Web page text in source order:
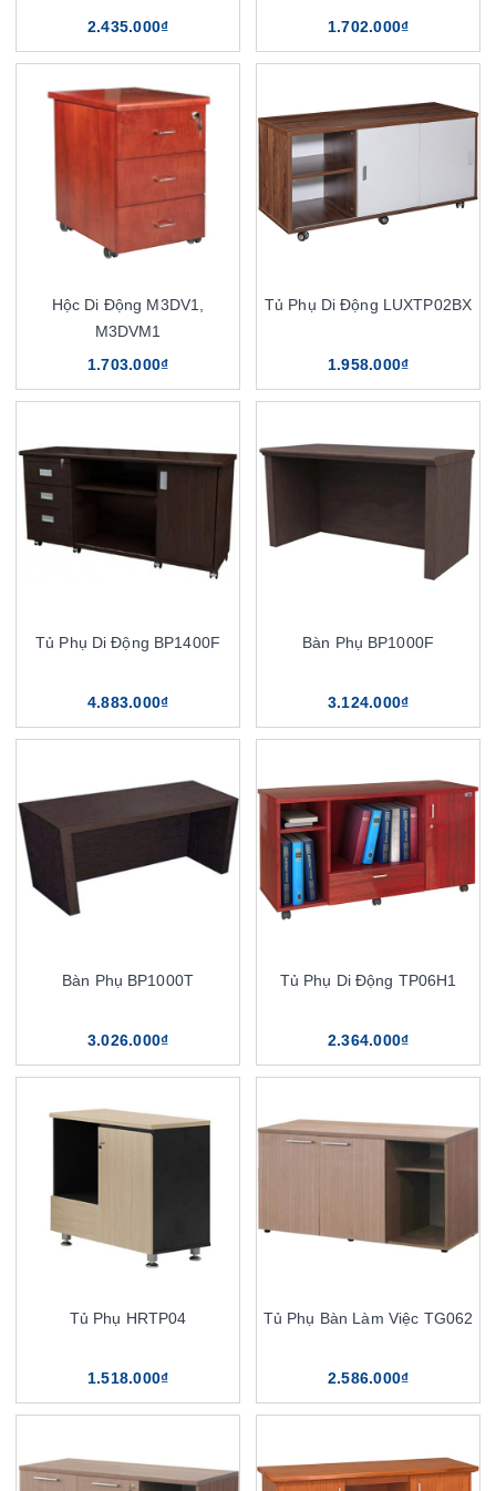
2.435.000₫
1.702.000₫
Hộc Di Động M3DV1,
M3DVM1
1.703.000₫
Tủ Phụ Di Động LUXTP02BX
1.958.000₫
Tủ Phụ Di Động BP1400F
4.883.000₫
Bàn Phụ BP1000F
3.124.000₫
Bàn Phụ BP1000T
3.026.000₫
Tủ Phụ Di Động TP06H1
2.364.000₫
Tủ Phụ HRTP04
1.518.000₫
Tủ Phụ Bàn Làm Việc TG062
2.586.000₫